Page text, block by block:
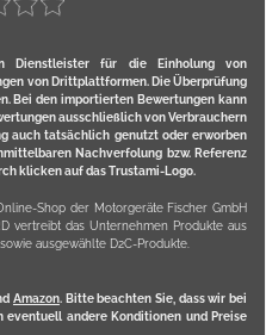
Dienstleister für die Einholung von
von Drittplattformen. Die Überprüfung
Bei den importierten Bewertungen kann
ausschließlich von Verbrauchern
auch tatsächlich genutzt oder erworben
Nachverfolung bzw. Referenz
klicken auf das Trustami-Logo.
Shop der Motorgeräte Fischer GmbH
vertreibt das Unternehmen Produkte aus
ausgewählte D2C-Produkte.
Amazon. Bitte beachten Sie, dass wir bei
eventuell andere Konditionen und Preise